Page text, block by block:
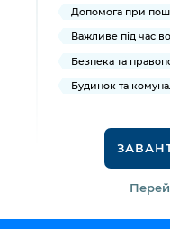
Безпека та